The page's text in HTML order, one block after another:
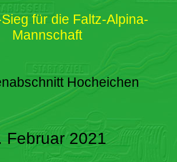
für die Faltz-Alpina-
Mannschaft
Hocheichen
Februar 2021